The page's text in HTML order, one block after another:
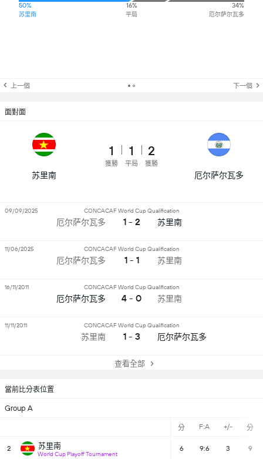
當前比分表位置
Group A
分 F:A +/- 分
2 苏里南
World Cup Playoff Tournament
6 9:6 3 9
50%
苏里南
16%
平局
34%
厄尔萨尔瓦多
上一個 下一個
面對面
苏里南
1
獲勝
1
平局
2
獲勝
厄尔萨尔瓦多
厄尔萨尔瓦多
CONCACAF World Cup Qualification
1 - 2 苏里南
09/09/2025
厄尔萨尔瓦多
CONCACAF World Cup Qualification
1 - 1 苏里南
11/06/2025
厄尔萨尔瓦多
CONCACAF World Cup Qualification
4 - 0 苏里南
16/11/2011
苏里南
CONCACAF World Cup Qualification
1 - 3 厄尔萨尔瓦多
11/11/2011
查看全部